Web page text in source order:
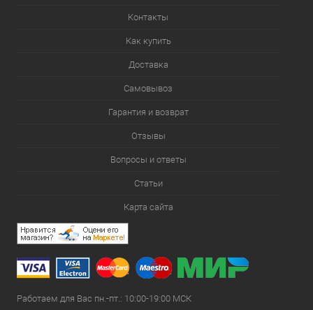
Контакты
Как купить
Доставка
Самовывоз
Гарантия и возврат
Отзывы
Вопросы и ответы
Статьи
Карта сайта
Работаем для Вас пн.-пт.: 10:00-19:00 МСК